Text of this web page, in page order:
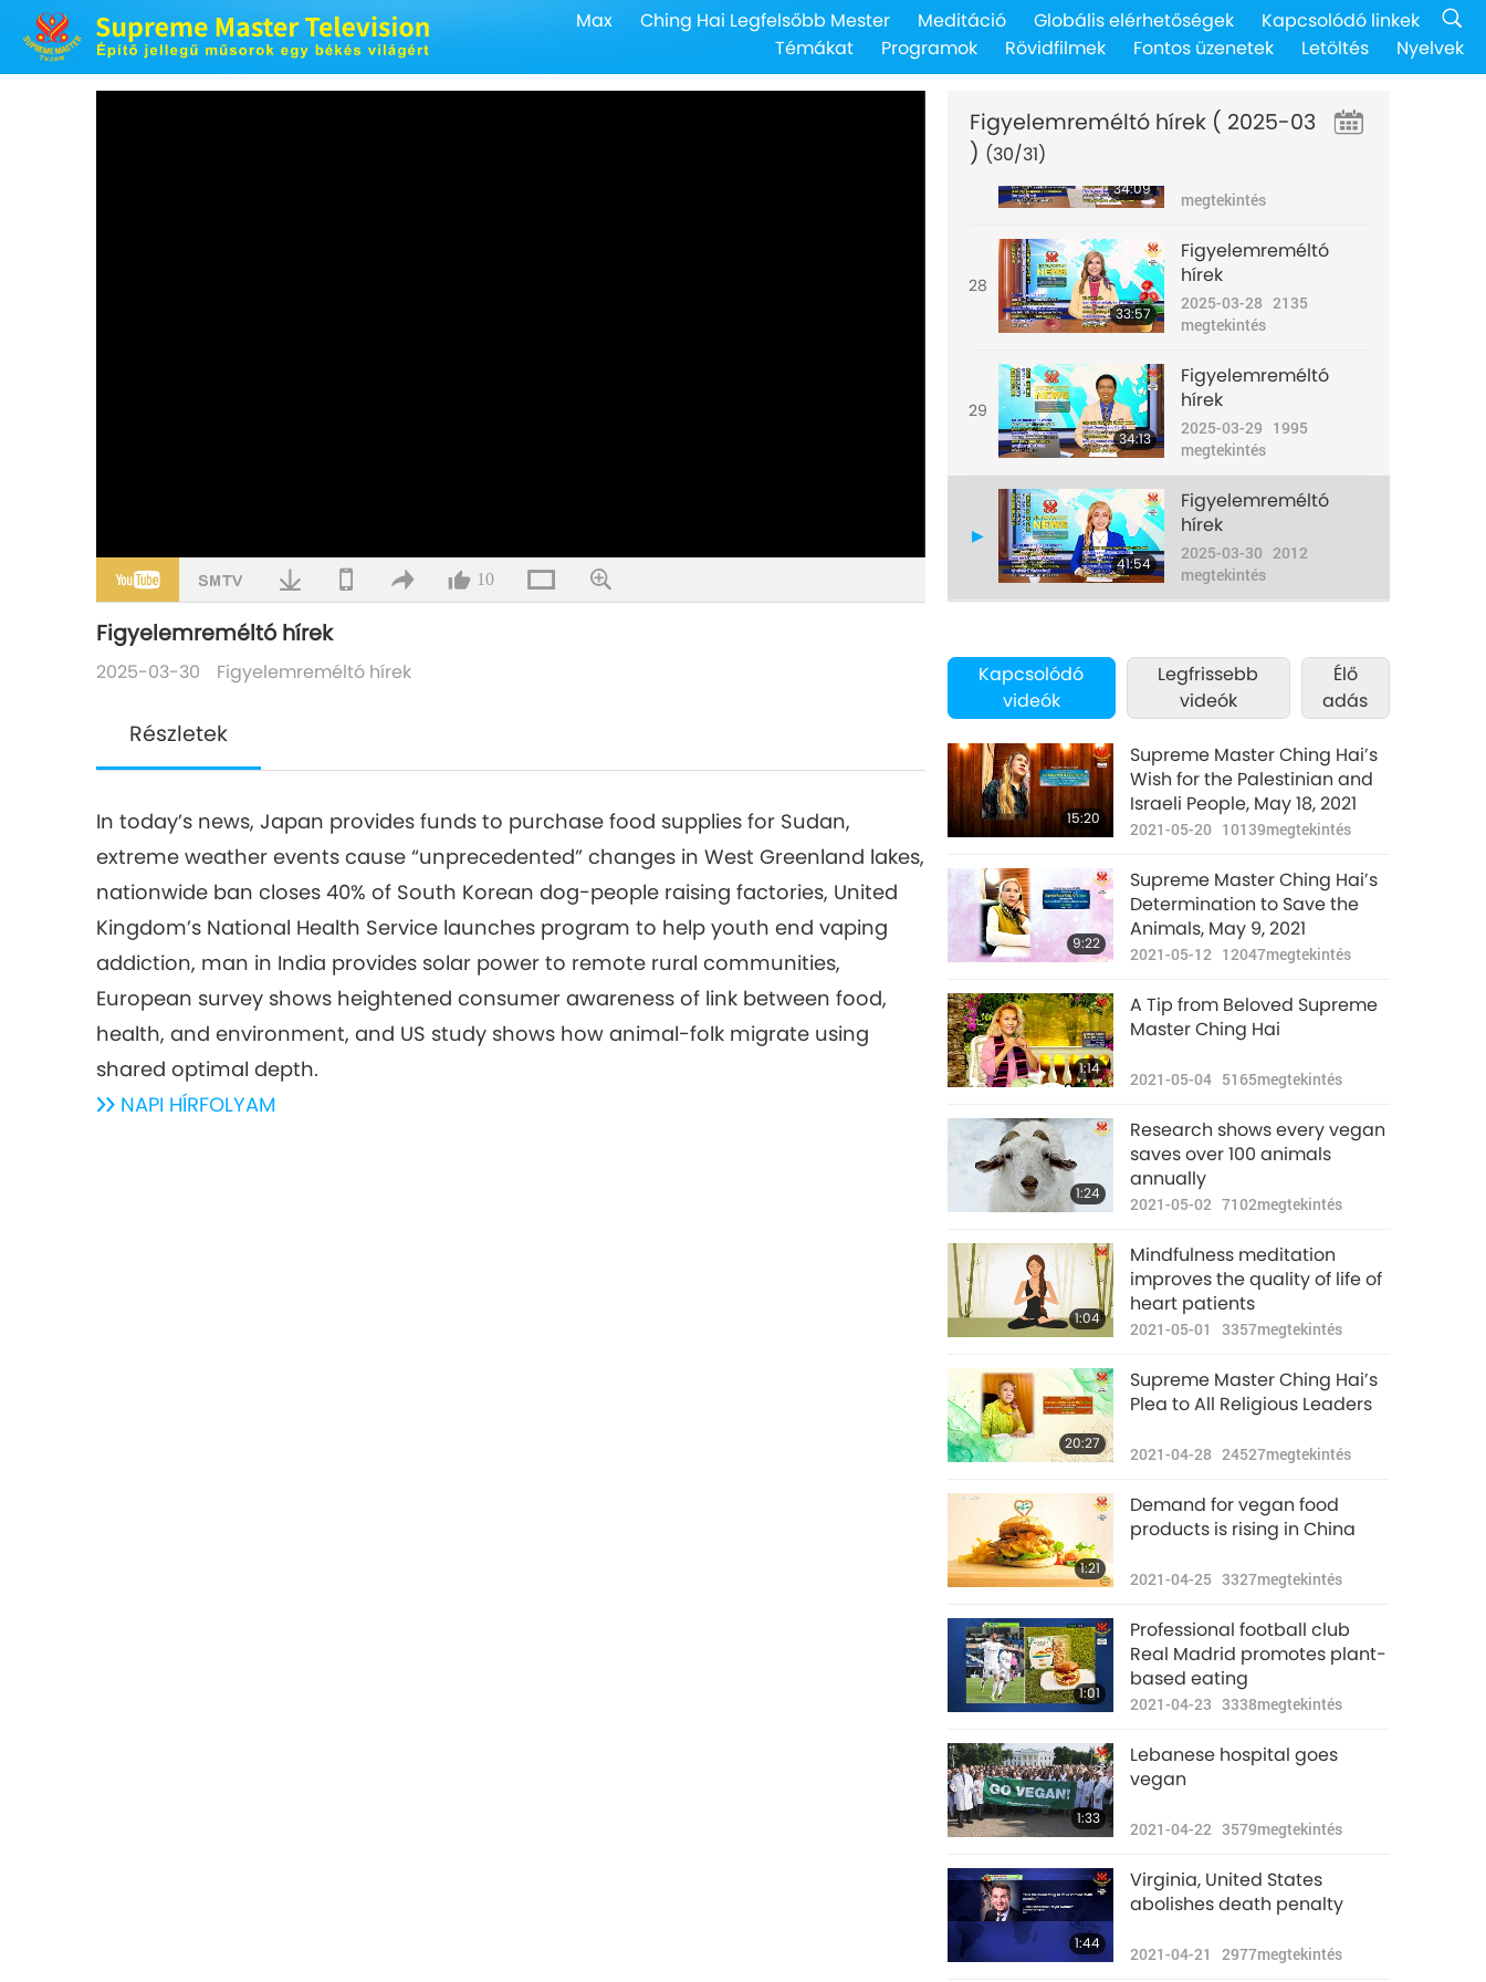
Max Ching Hai Legfelsőbb Mester Meditáció Globális elérhetőségek
Kapcsolódó linkek
Témákat
Programok Rövidfilmek Fontos üzenetek Letöltés Nyelvek
10
Figyelemreméltó hírek
2025-03-30 Figyelemreméltó hírek
Részletek
In today’s news, Japan provides funds to purchase food supplies for Sudan,
extreme weather events cause “unprecedented” changes in West Greenland lakes,
nationwide ban closes 40% of South Korean dog-people raising factories, United
Kingdom’s National Health Service launches program to help youth end vaping
addiction, man in India provides solar power to remote rural communities,
European survey shows heightened consumer awareness of link between food,
health, and environment, and US study shows how animal-folk migrate using
shared optimal depth.
NAPI HÍRFOLYAM
Figyelemreméltó hírek ( 2025-03
) (30/31)
26
hírek
2025-03-261999
megtekintés
27
34:09
Figyelemreméltó
megtekintés
28
33:57
Figyelemreméltó
hírek
2025-03-28 2135
megtekintés
29
34:13
Figyelemreméltó
hírek
2025-03-29 1995
megtekintés
41:54
Figyelemreméltó
hírek
2025-03-30 2012
megtekintés
31
2025-03-31
megtekintés
Kapcsolódó
videók
Legfrissebb
videók
Élő
adás
15:20
Supreme Master Ching Hai’s
Wish for the Palestinian and
Israeli People, May 18, 2021
2021-05-20 10139megtekintés
9:22
Supreme Master Ching Hai’s
Determination to Save the
Animals, May 9, 2021
2021-05-12 12047megtekintés
1:14
A Tip from Beloved Supreme
Master Ching Hai
2021-05-04 5165megtekintés
1:24
Research shows every vegan
saves over 100 animals
annually
2021-05-02 7102megtekintés
1:04
Mindfulness meditation
improves the quality of life of
heart patients
2021-05-01 3357megtekintés
20:27
Supreme Master Ching Hai’s
Plea to All Religious Leaders
2021-04-28 24527megtekintés
1:21
Demand for vegan food
products is rising in China
2021-04-25 3327megtekintés
1:01
Professional football club
Real Madrid promotes plant-
based eating
2021-04-23 3338megtekintés
1:33
Lebanese hospital goes
vegan
2021-04-22 3579megtekintés
1:44
Virginia, United States
abolishes death penalty
2021-04-21 2977megtekintés